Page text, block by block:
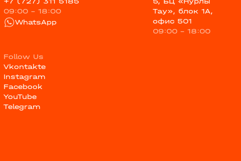
09:00 - 18:00
WhatsApp
Тау», блок 1А,
офис 501
09:00 - 18:00
Follow Us
Vkontakte
Instagram
Facebook
YouTube
Telegram